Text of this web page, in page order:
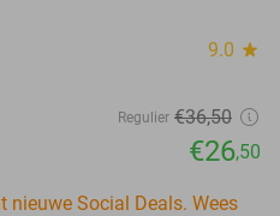
9.0 star
Regulier €36,50
€26,50
Social Deals. Wees